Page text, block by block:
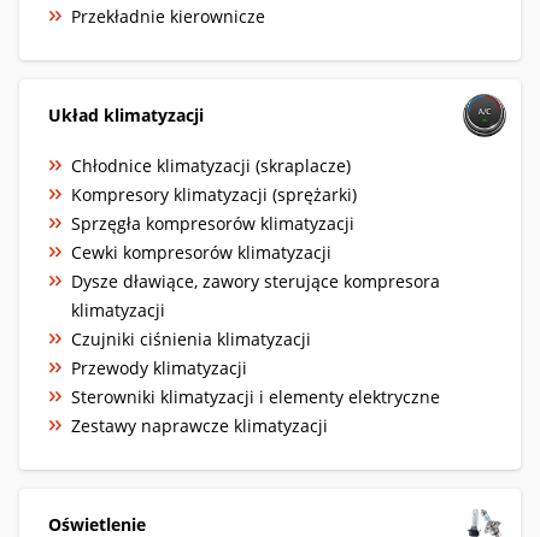
Przekładnie kierownicze
Układ klimatyzacji
Chłodnice klimatyzacji (skraplacze)
Kompresory klimatyzacji (sprężarki)
Sprzęgła kompresorów klimatyzacji
Cewki kompresorów klimatyzacji
Dysze dławiące, zawory sterujące kompresora
klimatyzacji
Czujniki ciśnienia klimatyzacji
Przewody klimatyzacji
Sterowniki klimatyzacji i elementy elektryczne
Zestawy naprawcze klimatyzacji
Oświetlenie